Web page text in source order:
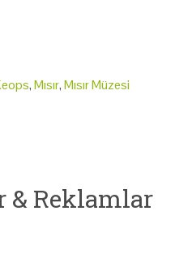
,Mısır,Mısır Müzesi
& Reklamlar